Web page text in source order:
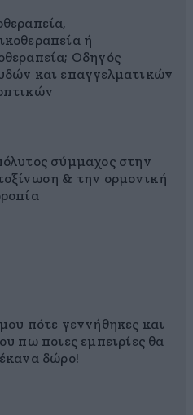
ή
Οδηγός
και επαγγελματικών
σύμμαχος στην
& την ορμονική
πότε γεννήθηκες και
πω ποιες εμπειρίες θα
δώρο!